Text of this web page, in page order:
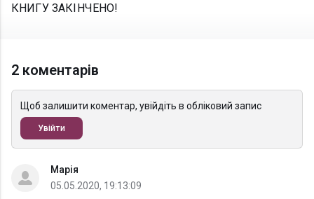
КНИГУ ЗАКІНЧЕНО!
2 коментарів
Щоб залишити коментар, увійдіть в обліковий запис
Увійти
Марія
05.05.2020, 19:13:09